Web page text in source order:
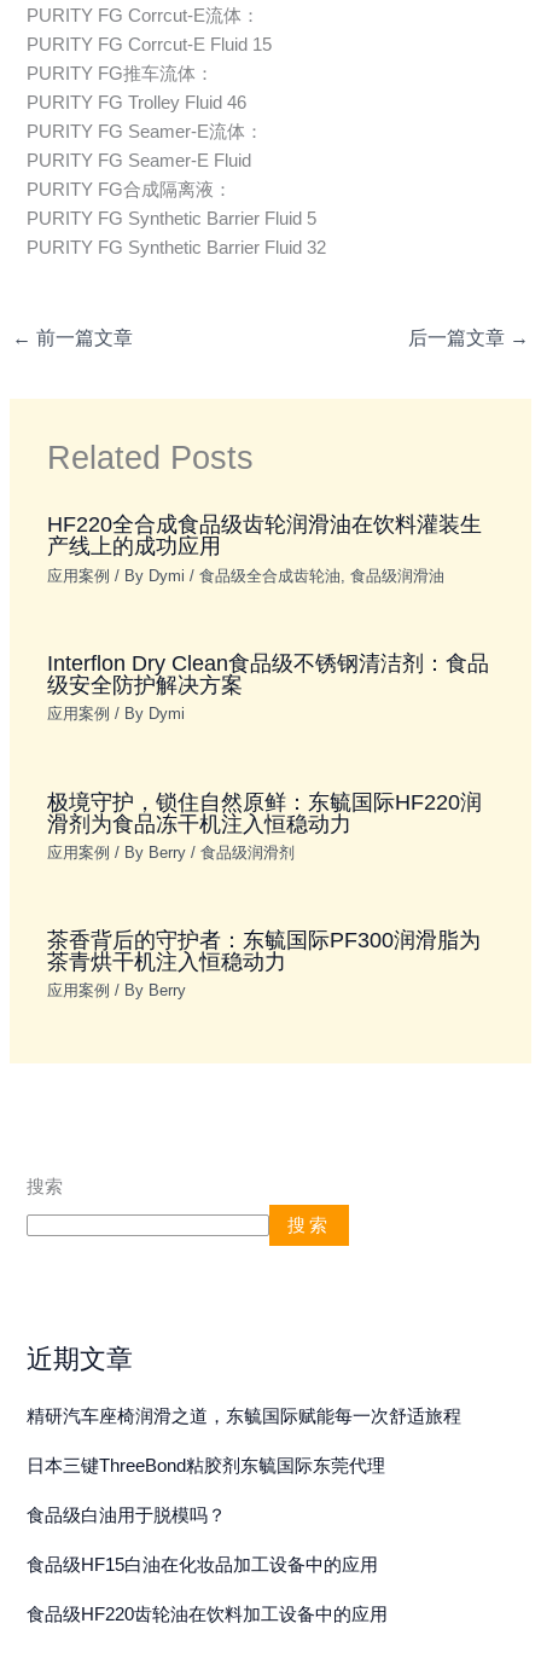
PURITY FG Corrcut-E流体：
PURITY FG Corrcut-E Fluid 15
PURITY FG推车流体：
PURITY FG Trolley Fluid 46
PURITY FG Seamer-E流体：
PURITY FG Seamer-E Fluid
PURITY FG合成隔离液：
PURITY FG Synthetic Barrier Fluid 5
PURITY FG Synthetic Barrier Fluid 32
← 前一篇文章 后一篇文章 →
Related Posts
HF220全合成食品级齿轮润滑油在饮料灌装生
产线上的成功应用
应用案例 / By Dymi/食品级全合成齿轮油 ,食品级润滑油
Interflon Dry Clean食品级不锈钢清洁剂：食品
级安全防护解决方案
应用案例 / By Dymi
极境守护，锁住自然原鲜：东毓国际HF220润
滑剂为食品冻干机注入恒稳动力
应用案例 / By Berry/食品级润滑剂
茶香背后的守护者：东毓国际PF300润滑脂为
茶青烘干机注入恒稳动力
应用案例 / By Berry
搜索
搜索
近期文章
精研汽车座椅润滑之道，东毓国际赋能每一次舒适旅程
日本三键ThreeBond粘胶剂东毓国际东莞代理
食品级白油用于脱模吗？
食品级HF15白油在化妆品加工设备中的应用
食品级HF220齿轮油在饮料加工设备中的应用